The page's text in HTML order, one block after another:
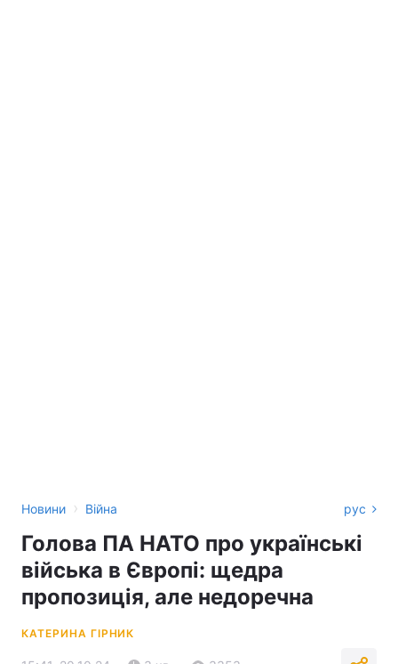
Новини › Війна рус
Голова ПА НАТО про українські
війська в Європі: щедра
пропозиція, але недоречна
КАТЕРИНА ГІРНИК